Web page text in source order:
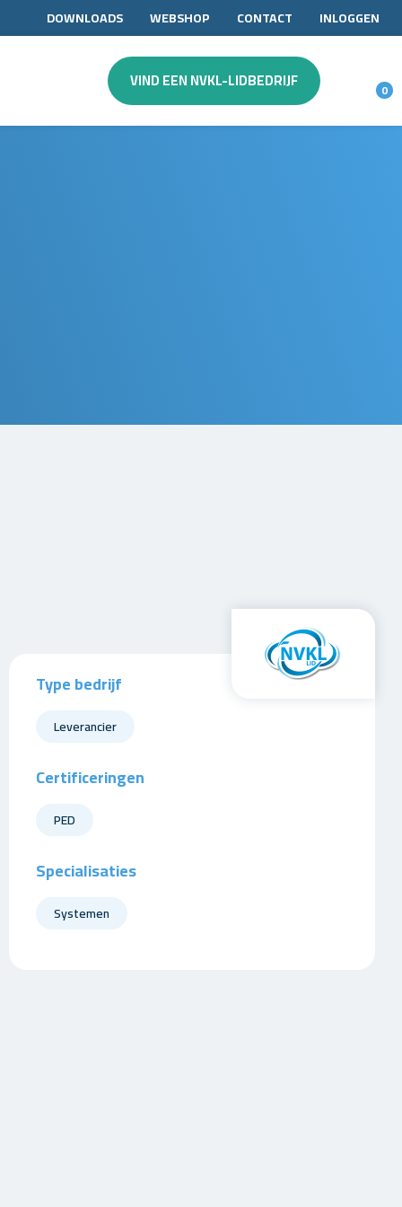
DOWNLOADS WEBSHOP CONTACT INLOGGEN
VIND EEN NVKL-LIDBEDRIJF 0
Type bedrijf
Leverancier
Certificeringen
PED
Specialisaties
Systemen